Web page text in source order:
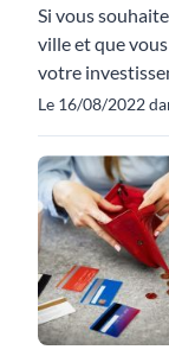
Si vous
ville et que
votre
Le 16/08/2022